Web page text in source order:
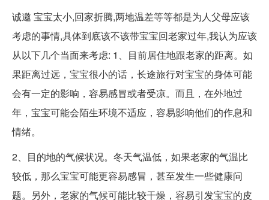
诚邀 宝宝太小,回家折腾,两地温差等等都是为人父母应该
考虑的事情,具体到底该不该带宝宝回老家过年,我认为应该
从以下几个当面来考虑: 1、目前居住地跟老家的距离。如
果距离过远，宝宝很小的话，长途旅行对宝宝的身体可能
会有一定的影响，容易感冒或者受凉。而且，在外地过
年，宝宝可能会陌生环境不适应，容易影响他们的作息和
情绪。
2、目的地的气候状况。冬天气温低，如果老家的气温比
较低，那么宝宝可能更容易感冒，甚至发生一些健康问
题。另外，老家的气候可能比较干燥，容易引发宝宝的皮